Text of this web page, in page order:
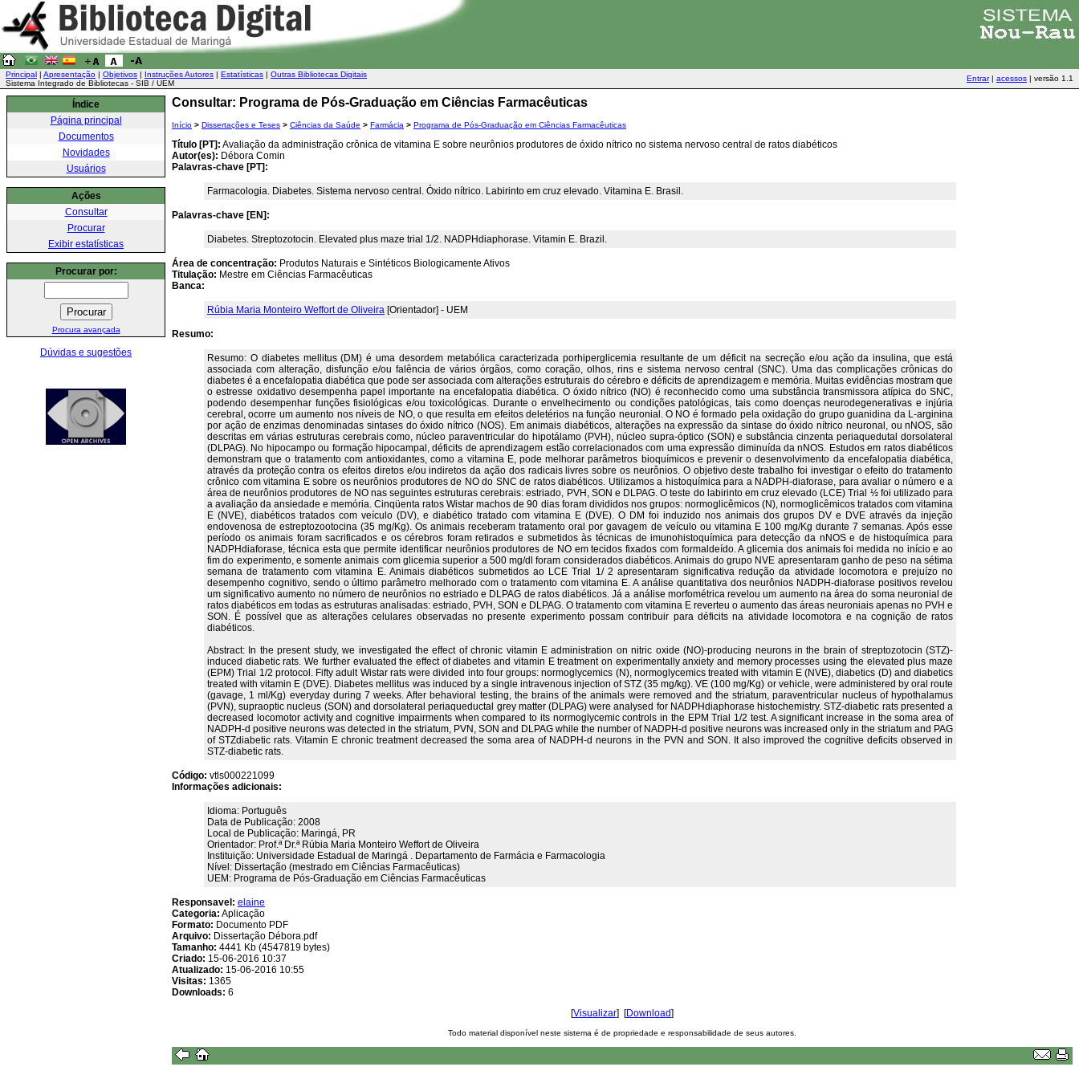
Principal | Apresentação | Objetivos | Instruções Autores | Estatísticas | Outras Bibliotecas Digitais
Sistema Integrado de Bibliotecas - SIB / UEM
Entrar| acessos | versão 1.1
Índice
Página principal
Documentos
Novidades
Usuários
Ações
Consultar
Procurar
Exibir estatísticas
Procurar por:
Procura avançada
Dúvidas e sugestões
Consultar: Programa de Pós-Graduação em Ciências Farmacêuticas
Início > Dissertações e Teses > Ciências da Saúde > Farmácia > Programa de Pós-Graduação em Ciências Farmacêuticas
Título [PT]: Avaliação da administração crônica de vitamina E sobre neurônios produtores de óxido nítrico no sistema nervoso central de ratos diabéticos
Autor(es): Débora Comin
Palavras-chave [PT]:
Farmacologia. Diabetes. Sistema nervoso central. Óxido nítrico. Labirinto em cruz elevado. Vitamina E. Brasil.
Palavras-chave [EN]:
Diabetes. Streptozotocin. Elevated plus maze trial 1/2. NADPHdiaphorase. Vitamin E. Brazil.
Área de concentração: Produtos Naturais e Sintéticos Biologicamente Ativos
Titulação: Mestre em Ciências Farmacêuticas
Banca:
Rúbia Maria Monteiro Weffort de Oliveira [Orientador] - UEM
Resumo:
Resumo: O diabetes mellitus (DM) é uma desordem metabólica caracterizada porhiperglicemia resultante de um déficit na secreção e/ou ação da insulina, que está
associada com alteração, disfunção e/ou falência de vários órgãos, como coração, olhos, rins e sistema nervoso central (SNC). Uma das complicações crônicas do
diabetes é a encefalopatia diabética que pode ser associada com alterações estruturais do cérebro e déficits de aprendizagem e memória. Muitas evidências mostram que
o estresse oxidativo desempenha papel importante na encefalopatia diabética. O óxido nítrico (NO) é reconhecido como uma substância transmissora atípica do SNC,
podendo desempenhar funções fisiológicas e/ou toxicológicas. Durante o envelhecimento ou condições patológicas, tais como doenças neurodegenerativas e injúria
cerebral, ocorre um aumento nos níveis de NO, o que resulta em efeitos deletérios na função neuronial. O NO é formado pela oxidação do grupo guanidina da L-arginina
por ação de enzimas denominadas sintases do óxido nítrico (NOS). Em animais diabéticos, alterações na expressão da sintase do óxido nítrico neuronal, ou nNOS, são
descritas em várias estruturas cerebrais como, núcleo paraventricular do hipotálamo (PVH), núcleo supra-óptico (SON) e substância cinzenta periaquedutal dorsolateral
(DLPAG). No hipocampo ou formação hipocampal, déficits de aprendizagem estão correlacionados com uma expressão diminuída da nNOS. Estudos em ratos diabéticos
demonstram que o tratamento com antioxidantes, como a vitamina E, pode melhorar parâmetros bioquímicos e prevenir o desenvolvimento da encefalopatia diabética,
através da proteção contra os efeitos diretos e/ou indiretos da ação dos radicais livres sobre os neurônios. O objetivo deste trabalho foi investigar o efeito do tratamento
crônico com vitamina E sobre os neurônios produtores de NO do SNC de ratos diabéticos. Utilizamos a histoquímica para a NADPH-diaforase, para avaliar o número e a
área de neurônios produtores de NO nas seguintes estruturas cerebrais: estriado, PVH, SON e DLPAG. O teste do labirinto em cruz elevado (LCE) Trial ½ foi utilizado para
a avaliação da ansiedade e memória. Cinqüenta ratos Wistar machos de 90 dias foram divididos nos grupos: normoglicêmicos (N), normoglicêmicos tratados com vitamina
E (NVE), diabéticos tratados com veículo (DV), e diabético tratado com vitamina E (DVE). O DM foi induzido nos animais dos grupos DV e DVE através da injeção
endovenosa de estreptozootocina (35 mg/Kg). Os animais receberam tratamento oral por gavagem de veículo ou vitamina E 100 mg/Kg durante 7 semanas. Após esse
período os animais foram sacrificados e os cérebros foram retirados e submetidos às técnicas de imunohistoquímica para detecção da nNOS e de histoquímica para
NADPHdiaforase, técnica esta que permite identificar neurônios produtores de NO em tecidos fixados com formaldeído. A glicemia dos animais foi medida no início e ao
fim do experimento, e somente animais com glicemia superior a 500 mg/dl foram considerados diabéticos. Animais do grupo NVE apresentaram ganho de peso na sétima
semana de tratamento com vitamina E. Animais diabéticos submetidos ao LCE Trial 1/ 2 apresentaram significativa redução da atividade locomotora e prejuízo no
desempenho cognitivo, sendo o último parâmetro melhorado com o tratamento com vitamina E. A análise quantitativa dos neurônios NADPH-diaforase positivos revelou
um significativo aumento no número de neurônios no estriado e DLPAG de ratos diabéticos. Já a análise morfométrica revelou um aumento na área do soma neuronial de
ratos diabéticos em todas as estruturas analisadas: estriado, PVH, SON e DLPAG. O tratamento com vitamina E reverteu o aumento das áreas neuroniais apenas no PVH e
SON. É possível que as alterações celulares observadas no presente experimento possam contribuir para déficits na atividade locomotora e na cognição de ratos
diabéticos.
Abstract: In the present study, we investigated the effect of chronic vitamin E administration on nitric oxide (NO)-producing neurons in the brain of streptozotocin (STZ)-
induced diabetic rats. We further evaluated the effect of diabetes and vitamin E treatment on experimentally anxiety and memory processes using the elevated plus maze
(EPM) Trial 1/2 protocol. Fifty adult Wistar rats were divided into four groups: normoglycemics (N), normoglycemics treated with vitamin E (NVE), diabetics (D) and diabetics
treated with vitamin E (DVE). Diabetes mellitus was induced by a single intravenous injection of STZ (35 mg/kg). VE (100 mg/Kg) or vehicle, were administered by oral route
(gavage, 1 ml/Kg) everyday during 7 weeks. After behavioral testing, the brains of the animals were removed and the striatum, paraventricular nucleus of hypothalamus
(PVN), supraoptic nucleus (SON) and dorsolateral periaqueductal grey matter (DLPAG) were analysed for NADPHdiaphorase histochemistry. STZ-diabetic rats presented a
decreased locomotor activity and cognitive impairments when compared to its normoglycemic controls in the EPM Trial 1/2 test. A significant increase in the soma area of
NADPH-d positive neurons was detected in the striatum, PVN, SON and DLPAG while the number of NADPH-d positive neurons was increased only in the striatum and PAG
of STZdiabetic rats. Vitamin E chronic treatment decreased the soma area of NADPH-d neurons in the PVN and SON. It also improved the cognitive deficits observed in
STZ-diabetic rats.
Código: vtls000221099
Informações adicionais:
Idioma: Português
Data de Publicação: 2008
Local de Publicação: Maringá, PR
Orientador: Prof.ª Dr.ª Rúbia Maria Monteiro Weffort de Oliveira
Instituição: Universidade Estadual de Maringá . Departamento de Farmácia e Farmacologia
Nível: Dissertação (mestrado em Ciências Farmacêuticas)
UEM: Programa de Pós-Graduação em Ciências Farmacêuticas
Responsavel: elaine
Categoria: Aplicação
Formato: Documento PDF
Arquivo: Dissertação Débora.pdf
Tamanho: 4441 Kb (4547819 bytes)
Criado: 15-06-2016 10:37
Atualizado: 15-06-2016 10:55
Visitas: 1365
Downloads: 6
[Visualizar] [Download]
Todo material disponível neste sistema é de propriedade e responsabilidade de seus autores.